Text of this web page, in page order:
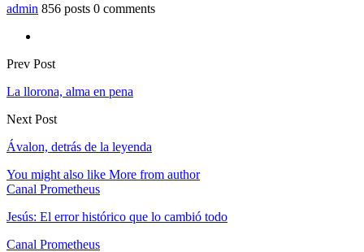
admin 856 posts 0 comments
Prev Post
La llorona, alma en pena
Next Post
Ávalon, detrás de la leyenda
You might also like More from author
Canal Prometheus
Jesús: El error histórico que lo cambió todo
Canal Prometheus